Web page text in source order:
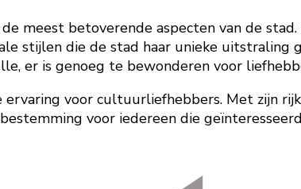
meest betoverende aspecten van de
stijlen die de stad haar unieke
er is genoeg te bewonderen voor
voor cultuurliefhebbers. Met zijn
voor iedereen die